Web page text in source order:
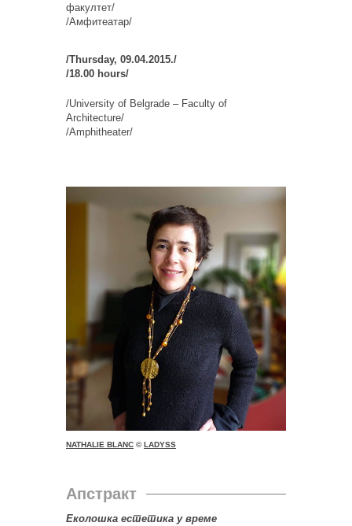
факултет/
/Амфитеатар/
/Thursday, 09.04.2015./
/18.00 hours/
/University of Belgrade – Faculty of
Architecture/
/Amphitheater/
NATHALIE BLANC © LADYSS
Апстракт
Еколошка естетика у време